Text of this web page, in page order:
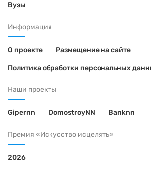
Вузы
Информация
О проекте Размещение на сайте
Политика обработки персональных
Наши проекты
Gipernn DomostroyNN Banknn
Премия «Искусство исцелять»
2026